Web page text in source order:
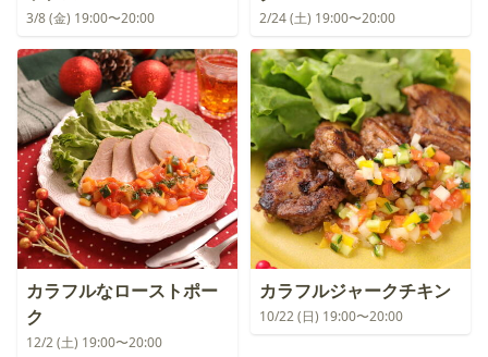
3/8 (金) 19:00〜20:00 2/24 (土) 19:00〜20:00
カラフルなローストポー
ク
12/2 (土) 19:00〜20:00
カラフルジャークチキン
10/22 (日) 19:00〜20:00